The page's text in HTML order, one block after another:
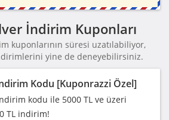
İndirim Kuponları
kuponlarının süresi uzatılabiliyor,
yine de deneyebilirsiniz.
Kodu [Kuponrazzi Özel]
kodu ile 5000 TL ve üzeri
TL indirim!